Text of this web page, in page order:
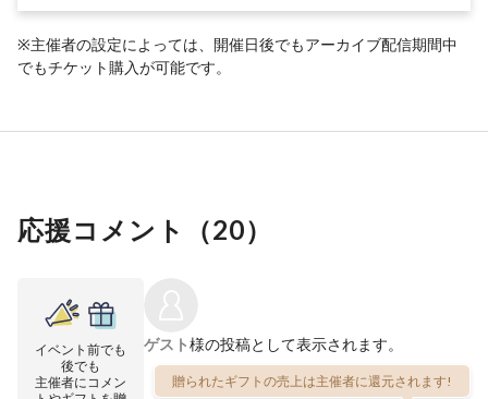
※主催者の設定によっては、開催日後でもアーカイブ配信期間中
でもチケット購入が可能です。
応援コメント（20）
イベント前でも
後でも
主催者にコメン
ゲスト様の投稿として表示されます。
贈られたギフトの売上は主催者に還元されます!